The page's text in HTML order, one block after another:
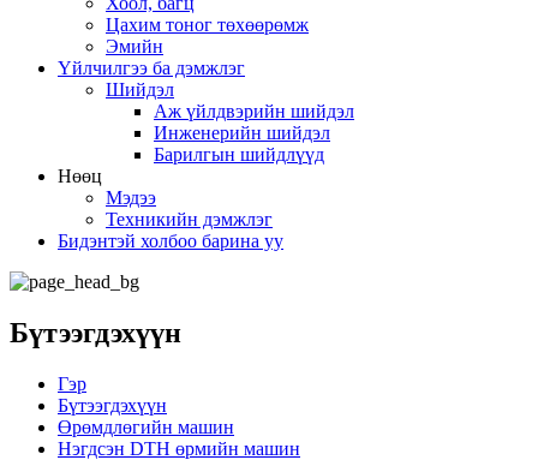
Цахим тоног төхөөрөмж
Эмийн
Үйлчилгээ ба дэмжлэг
Шийдэл
Аж үйлдвэрийн шийдэл
Инженерийн шийдэл
Барилгын шийдлүүд
Нөөц
Мэдээ
Техникийн дэмжлэг
Бидэнтэй холбоо барина уу
Бүтээгдэхүүн
Гэр
Бүтээгдэхүүн
Өрөмдлөгийн машин
Нэгдсэн DTH өрмийн машин